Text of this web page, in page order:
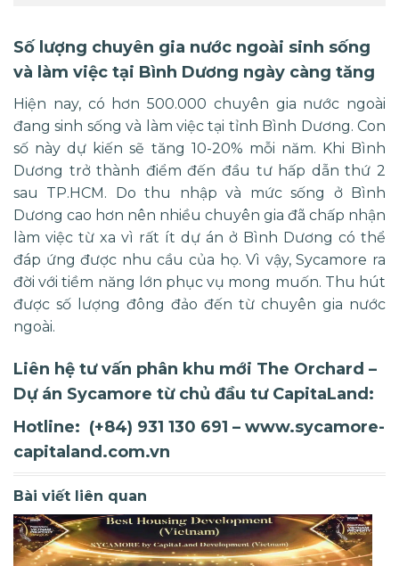
Số lượng chuyên gia nước ngoài sinh sống
và làm việc tại Bình Dương ngày càng tăng
Hiện nay, có hơn 500.000 chuyên gia nước ngoài
đang sinh sống và làm việc tại tỉnh Bình Dương. Con
số này dự kiến ​​sẽ tăng 10-20% mỗi năm. Khi Bình
Dương trở thành điểm đến đầu tư hấp dẫn thứ 2
sau TP.HCM. Do thu nhập và mức sống ở Bình
Dương cao hơn nên nhiều chuyên gia đã chấp nhận
làm việc từ xa vì rất ít dự án ở Bình Dương có thể
đáp ứng được nhu cầu của họ. Vì vậy, Sycamore ra
đời với tiềm năng lớn phục vụ mong muốn. Thu hút
được số lượng đông đảo đến từ chuyên gia nước
ngoài.
Liên hệ tư vấn phân khu mới The Orchard –
Dự án Sycamore từ chủ đầu tư CapitaLand:
Hotline: (+84) 931 130 691 – www.sycamore-
capitaland.com.vn
Bài viết liên quan